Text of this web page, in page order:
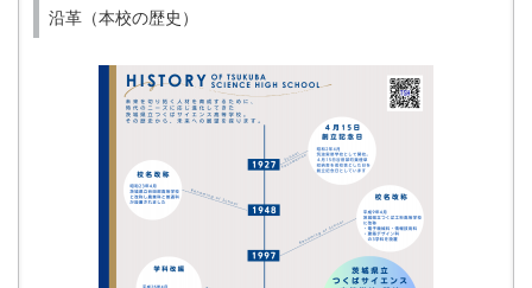
沿革（本校の歴史）